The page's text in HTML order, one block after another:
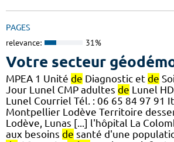
PAGES
relevance: 31%
Votre secteur
MPEA 1 Unité de Diagnostic et de
Jour Lunel CMP adultes de Lunel
Lunel Courriel Tél. : 06 65 84 97 91
Montpellier Lodève Territoire
Lodève, Lunas [...] l'hôpital La
aux besoins de santé d'une